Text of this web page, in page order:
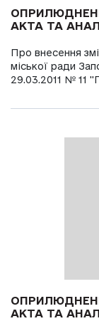
АКТА ТА
Про внесення
міської ради
29.03.2011 № 11
АКТА ТА